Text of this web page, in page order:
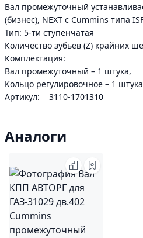
Вал промежуточный
(бизнес), NEXT с Cummins типа
Тип: 5-ти ступенчатая
Количество зубьев (Z) крайних
Комплектация:
Вал промежуточный – 1 штука,
Кольцо регулировочное – 1
Артикул: 3110-1701310
Аналоги